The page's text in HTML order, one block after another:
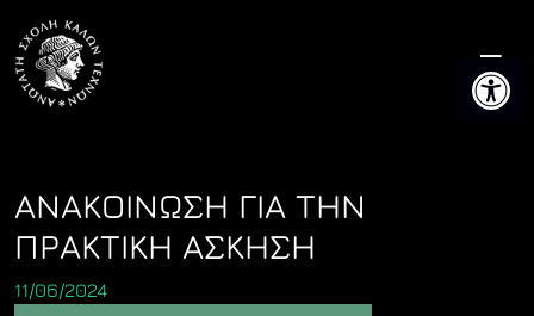
content
ΑΝΑΚΟΙΝΩΣΗ ΓΙΑ ΤΗΝ
ΠΡΑΚΤΙΚΗ ΑΣΚΗΣΗ
11/06/2024